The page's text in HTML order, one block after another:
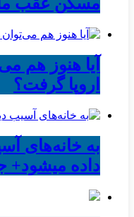
آیا هنوز هم
اروپا گرفت؟
به خانه‌های
داده میشود+